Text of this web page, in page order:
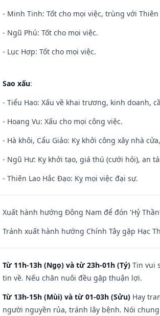
- Minh Tinh: Tốt cho mọi việc, trùng với Thiên
- Ngũ Phú: Tốt cho mọi việc.
- Lục Hợp: Tốt cho mọi việc.
Sao xấu:
- Tiểu Hao: Xấu về khai trương, kinh doanh,
- Hoang Vu: Xấu cho mọi công việc.
- Hà khôi, Cẩu Giảo: Kỵ khởi công xây nhà
- Ngũ Hư: Kỵ khởi tạo, giá thú (cưới hỏi), an
- Thiên Lao Hắc Đạo: Kỵ mọi việc đại sự.
Xuất hành hướng Đông Nam để đón 'Hỷ
Tránh xuất hành hướng Chính Tây gặp Hạc
Từ 11h-13h (Ngọ) và từ 23h-01h (Tý) Tin vui
tin về. Nếu chăn nuôi đều gặp thuận lợi.
Từ 13h-15h (Mùi) và từ 01-03h (Sửu) Hay
người nguyền rủa, tránh lây bệnh. Nói